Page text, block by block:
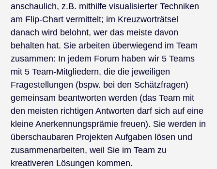
anschaulich, z.B. mithilfe visualisierter Techniken
am Flip-Chart vermittelt; im Kreuzworträtsel
danach wird belohnt, wer das meiste davon
behalten hat. Sie arbeiten überwiegend im Team
zusammen: In jedem Forum haben wir 5 Teams
mit 5 Team-Mitgliedern, die die jeweiligen
Fragestellungen (bspw. bei den Schätzfragen)
gemeinsam beantworten werden (das Team mit
den meisten richtigen Antworten darf sich auf eine
kleine Anerkennungsprämie freuen). Sie werden in
überschaubaren Projekten Aufgaben lösen und
zusammenarbeiten, weil Sie im Team zu
kreativeren Lösungen kommen.